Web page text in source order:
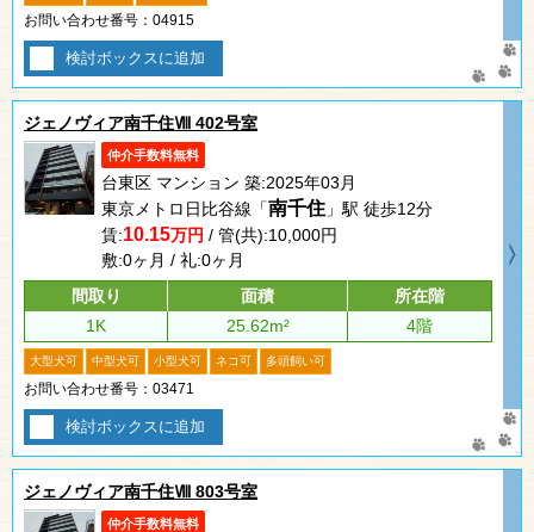
お問い合わせ番号：04915
検討ボックスに追加
ジェノヴィア南千住Ⅷ 402号室
仲介手数料無料
台東区 マンション 築:2025年03月
東京メトロ日比谷線「南千住 」駅 徒歩12分
賃:10.15万円 / 管(共):10,000円
敷:0ヶ月 / 礼:0ヶ月
間取り
面積
所在階
1K
25.62m² 4階
大型犬可 中型犬可 小型犬可 ネコ可 多頭飼い可
お問い合わせ番号：03471
検討ボックスに追加
ジェノヴィア南千住Ⅷ 803号室
仲介手数料無料